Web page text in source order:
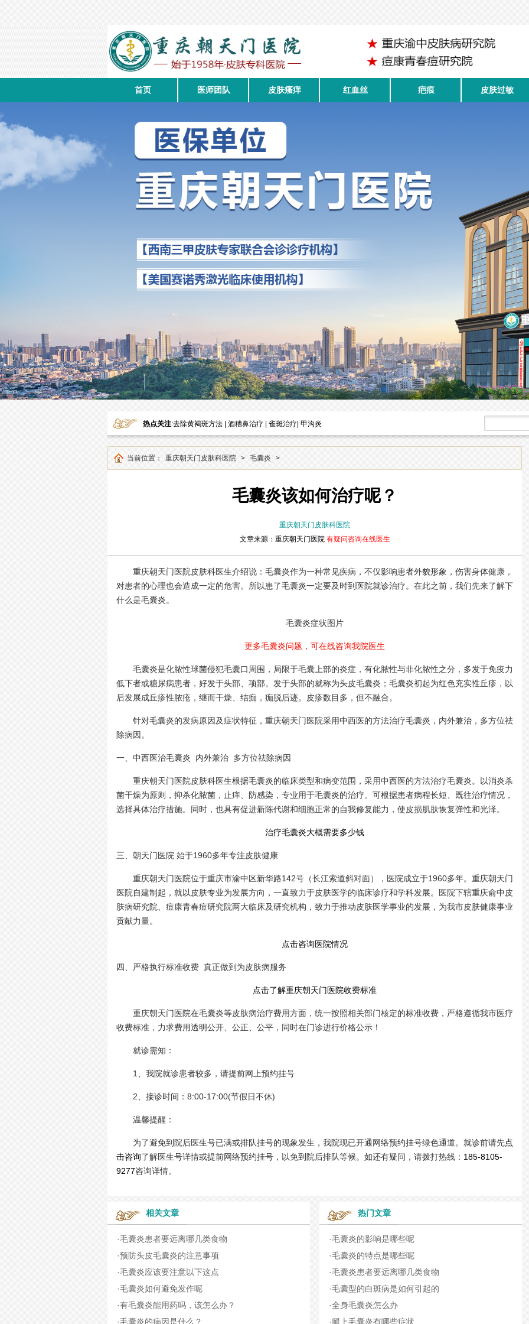
首页 医师团队 皮肤瘙痒 红血丝 疤痕 皮肤过敏
热点关注:去除黄褐斑方法 | 酒糟鼻治疗 | 雀斑治疗| 甲沟炎
当前位置： 重庆朝天门皮肤科医院 > 毛囊炎 >
毛囊炎该如何治疗呢？
重庆朝天门皮肤科医院
文章来源：重庆朝天门医院 有疑问咨询在线医生
重庆朝天门医院皮肤科医生介绍说：毛囊炎作为一种常见疾病，不仅影响患者外貌形象，伤害身体健康，
对患者的心理也会造成一定的危害。所以患了毛囊炎一定要及时到医院就诊治疗。在此之前，我们先来了解下
什么是毛囊炎。
毛囊炎症状图片
更多毛囊炎问题，可在线咨询我院医生
毛囊炎是化脓性球菌侵犯毛囊口周围，局限于毛囊上部的炎症，有化脓性与非化脓性之分，多发于免疫力
低下者或糖尿病患者，好发于头部、项部。发于头部的就称为头皮毛囊炎；毛囊炎初起为红色充实性丘疹，以
后发展成丘疹性脓疮，继而干燥、结痂，痂脱后迹。皮疹数目多，但不融合。
针对毛囊炎的发病原因及症状特征，重庆朝天门医院采用中西医的方法治疗毛囊炎，内外兼治，多方位祛
除病因。
一、 中西医治毛囊炎 内外兼治 多方位祛除病因
重庆朝天门医院皮肤科医生根据毛囊炎的临床类型和病变范围，采用中西医的方法治疗毛囊炎。以消炎杀
菌干燥为原则，抑杀化脓菌，止痒、防感染，专业用于毛囊炎的治疗。可根据患者病程长短、既往治疗情况，
选择具体治疗措施。同时，也具有促进新陈代谢和细胞正常的自我修复能力，使皮损肌肤恢复弹性和光泽。
治疗毛囊炎大概需要多少钱
三、朝天门医院 始于1960多年专注皮肤健康
重庆朝天门医院位于重庆市渝中区新华路142号（长江索道斜对面），医院成立于1960多年。重庆朝天门
医院自建制起，就以皮肤专业为发展方向，一直致力于皮肤医学的临床诊疗和学科发展。医院下辖重庆俞中皮
肤病研究院、痘康青春痘研究院两大临床及研究机构，致力于推动皮肤医学事业的发展，为我市皮肤健康事业
贡献力量。
点击咨询医院情况
四、严格执行标准收费 真正做到为皮肤病服务
点击了解重庆朝天门医院收费标准
重庆朝天门医院在毛囊炎等皮肤病治疗费用方面，统一按照相关部门核定的标准收费，严格遵循我市医疗
收费标准，力求费用透明公开、公正、公平，同时在门诊进行价格公示！
就诊需知：
1、我院就诊患者较多，请提前网上预约挂号
2、接诊时间：8:00-17:00(节假日不休)
温馨提醒：
为了避免到院后医生号已满或排队挂号的现象发生，我院现已开通网络预约挂号绿色通道。就诊前请先点
击咨询了解医生号详情或提前网络预约挂号，以免到院后排队等候。如还有疑问，请拨打热线： 185-8105-
9277咨询详情。
相关文章
·毛囊炎患者要远离哪几类食物
·预防头皮毛囊炎的注意事项
·毛囊炎应该要注意以下这点
·毛囊炎如何避免发作呢
·有毛囊炎能用药吗，该怎么办？
·毛囊炎的病因是什么？
热门文章
·毛囊炎的影响是哪些呢
·毛囊炎的特点是哪些呢
·毛囊炎患者要远离哪几类食物
·毛囊型的白斑病是如何引起的
·全身毛囊炎怎么办
·腿上毛囊炎有哪些症状